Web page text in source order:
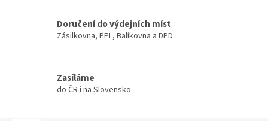
Doručení do výdejních míst
Zásilkovna, PPL, Balíkovna a DPD
Zasíláme
do ČR i na Slovensko